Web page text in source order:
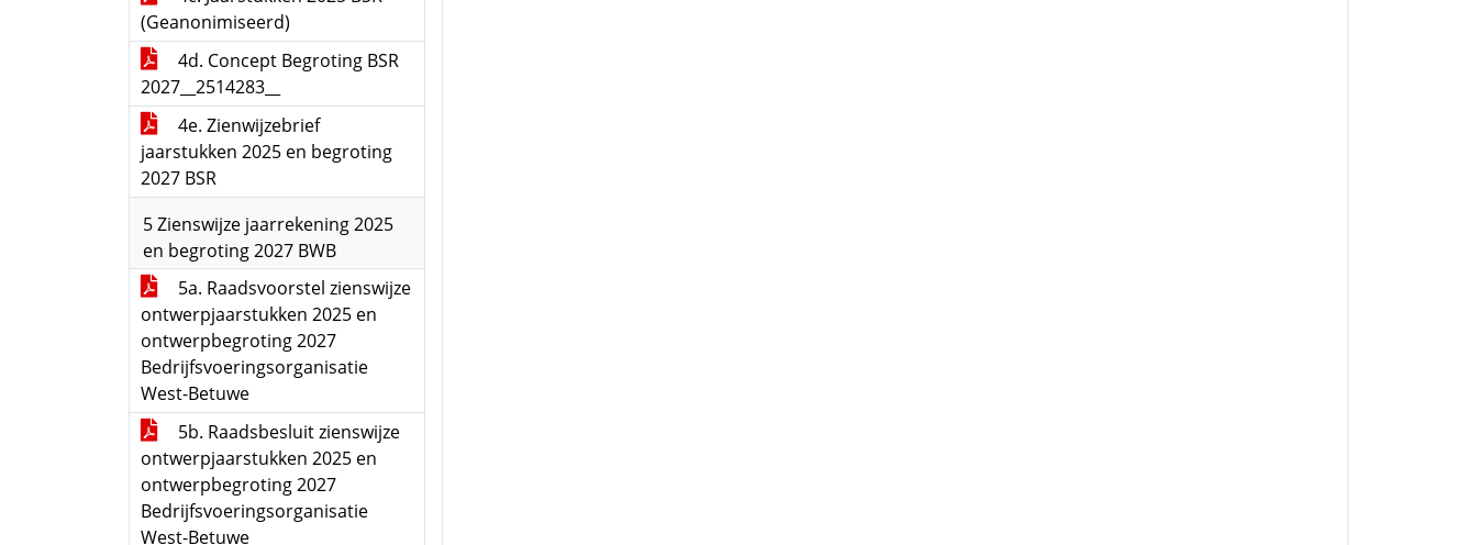
(Geanonimiseerd)
4d. Concept Begroting BSR
2027__2514283__
4e. Zienwijzebrief
jaarstukken 2025 en begroting
2027 BSR
5 Zienswijze jaarrekening 2025
en begroting 2027 BWB
5a. Raadsvoorstel zienswijze
ontwerpjaarstukken 2025 en
ontwerpbegroting 2027
Bedrijfsvoeringsorganisatie
West-Betuwe
5b. Raadsbesluit zienswijze
ontwerpjaarstukken 2025 en
ontwerpbegroting 2027
Bedrijfsvoeringsorganisatie
West-Betuwe